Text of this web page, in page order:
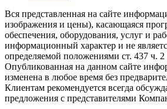
Вся представленная на сайте
изображения и цены), касающаяся
обеспечения, оборудования, услуг и
информационный характер и не
определяемой положениями ст. 437 ч.
Опубликованная на данном сайте
изменена в любое время без
Клиентам рекомендуется всегда
предложения с представителями